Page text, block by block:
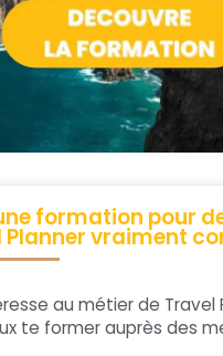
formation pour
Planner vraiment
au métier de Travel
te former auprès des